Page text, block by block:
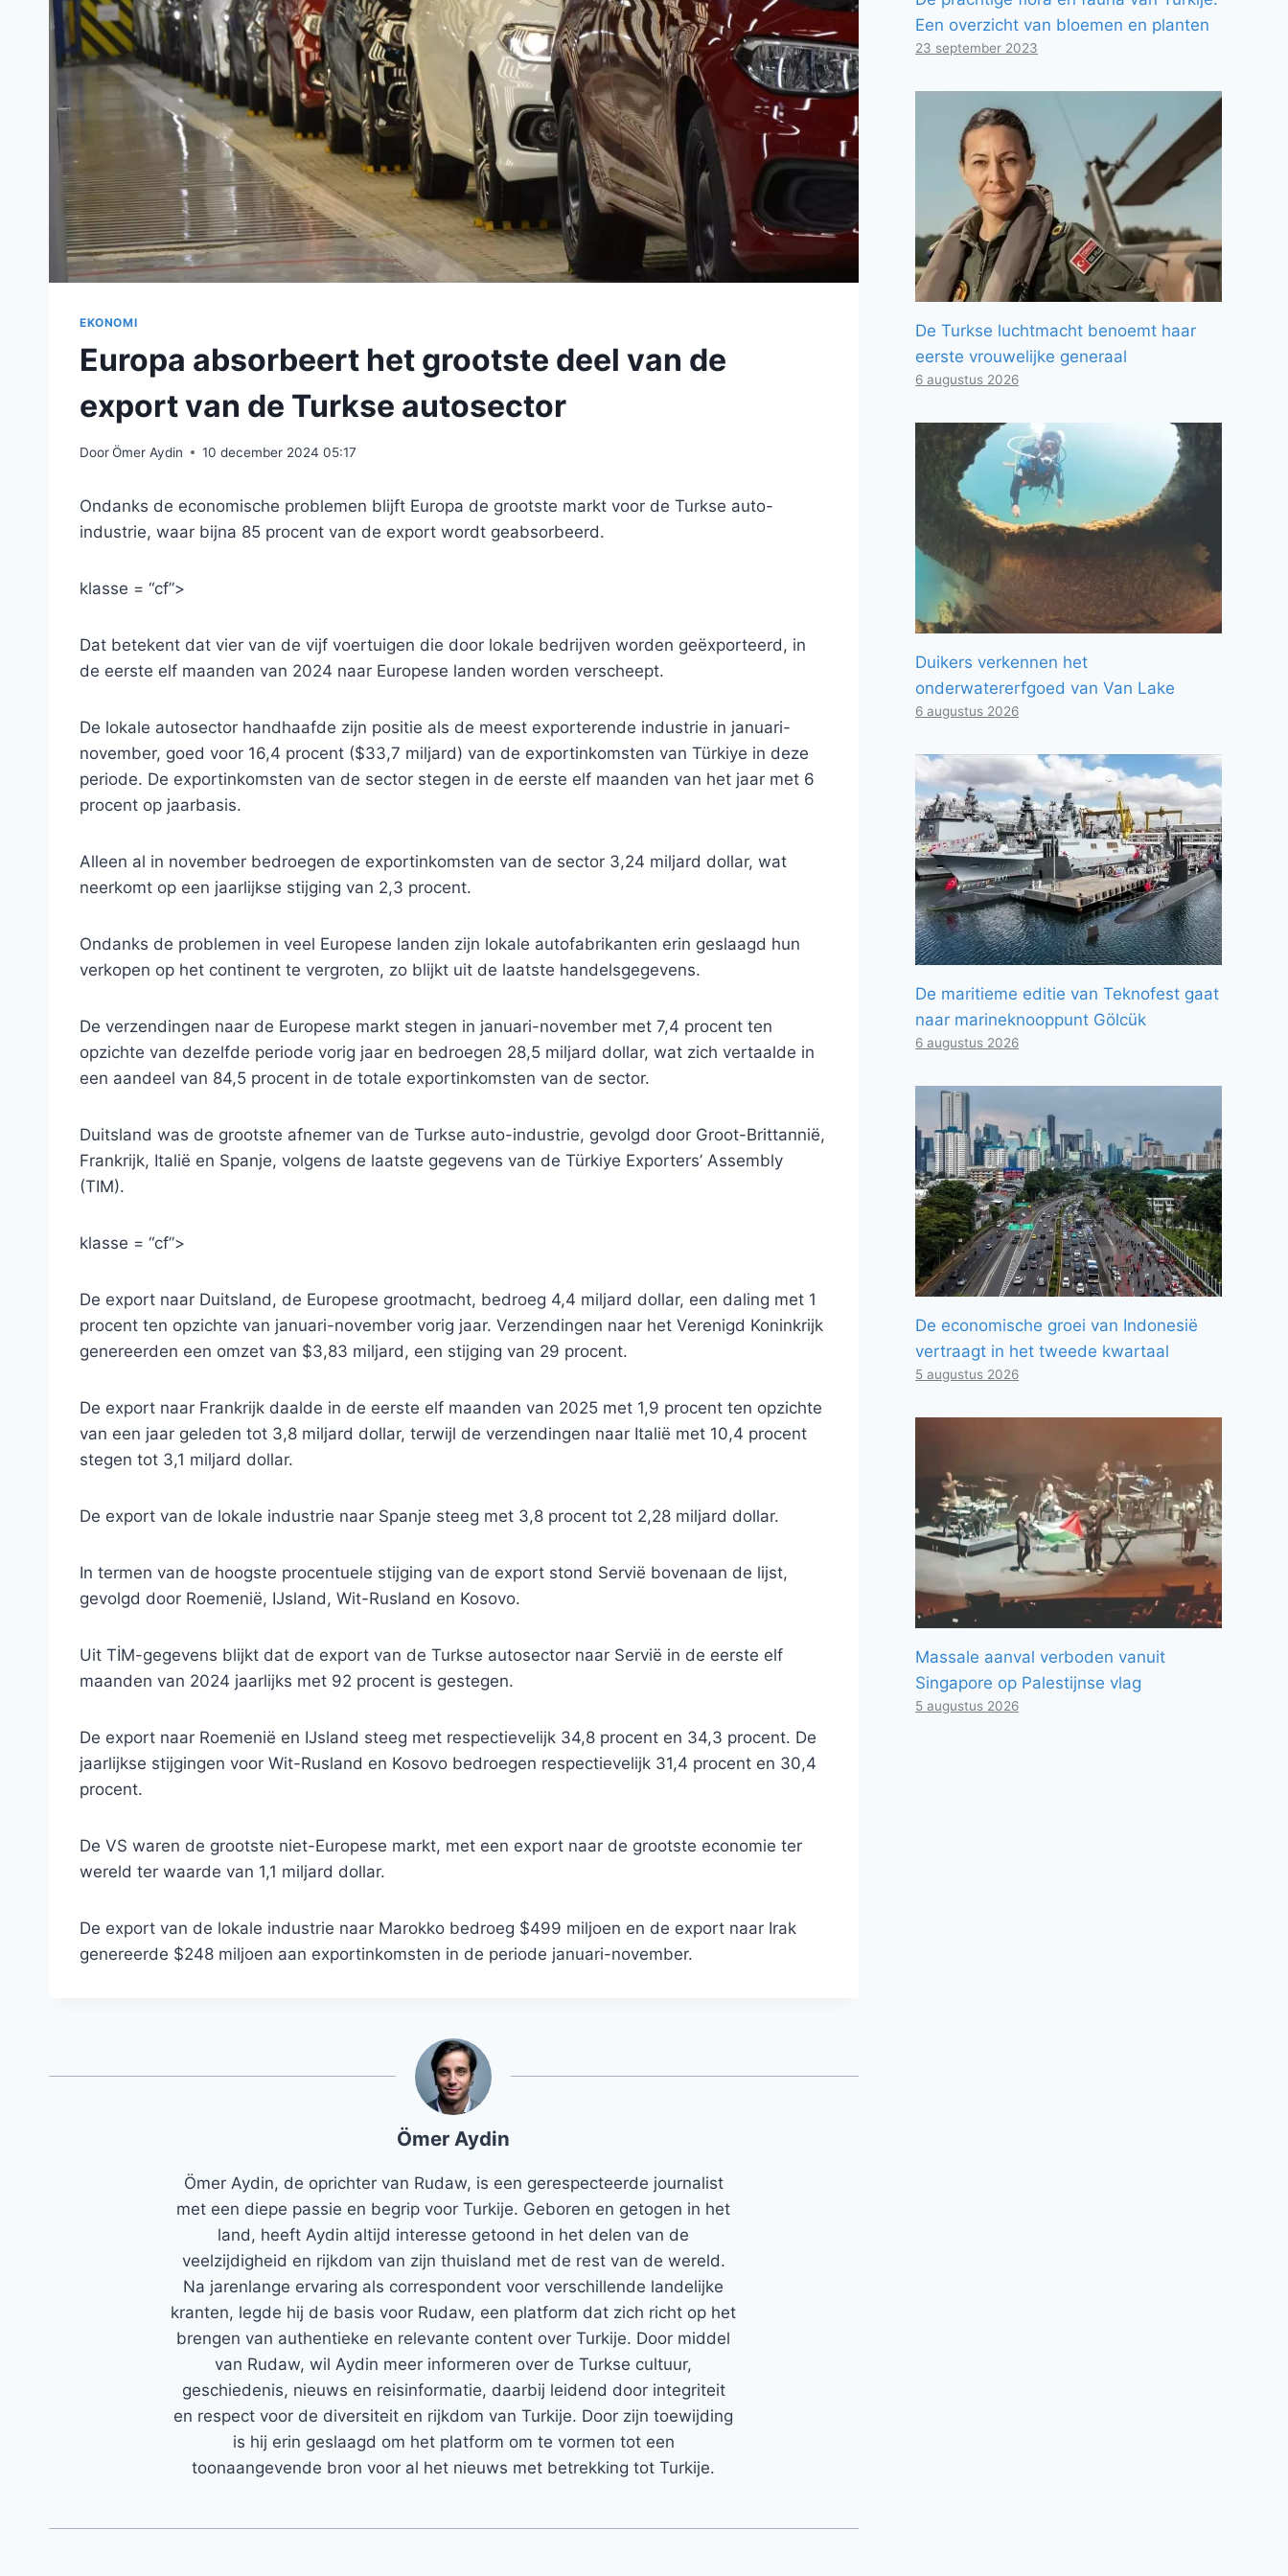
EKONOMI
Europa absorbeert het grootste deel van de
export van de Turkse autosector
DoorÖmer Aydin 10 december 2024 05:17
Ondanks de economische problemen blijft Europa de grootste markt voor de Turkse auto-
industrie, waar bijna 85 procent van de export wordt geabsorbeerd.
klasse = “cf”>
Dat betekent dat vier van de vijf voertuigen die door lokale bedrijven worden geëxporteerd, in
de eerste elf maanden van 2024 naar Europese landen worden verscheept.
De lokale autosector handhaafde zijn positie als de meest exporterende industrie in januari-
november, goed voor 16,4 procent ($33,7 miljard) van de exportinkomsten van Türkiye in deze
periode. De exportinkomsten van de sector stegen in de eerste elf maanden van het jaar met 6
procent op jaarbasis.
Alleen al in november bedroegen de exportinkomsten van de sector 3,24 miljard dollar, wat
neerkomt op een jaarlijkse stijging van 2,3 procent.
Ondanks de problemen in veel Europese landen zijn lokale autofabrikanten erin geslaagd hun
verkopen op het continent te vergroten, zo blijkt uit de laatste handelsgegevens.
De verzendingen naar de Europese markt stegen in januari-november met 7,4 procent ten
opzichte van dezelfde periode vorig jaar en bedroegen 28,5 miljard dollar, wat zich vertaalde in
een aandeel van 84,5 procent in de totale exportinkomsten van de sector.
Duitsland was de grootste afnemer van de Turkse auto-industrie, gevolgd door Groot-Brittannië,
Frankrijk, Italië en Spanje, volgens de laatste gegevens van de Türkiye Exporters’ Assembly
(TIM).
klasse = “cf”>
De export naar Duitsland, de Europese grootmacht, bedroeg 4,4 miljard dollar, een daling met 1
procent ten opzichte van januari-november vorig jaar. Verzendingen naar het Verenigd Koninkrijk
genereerden een omzet van $3,83 miljard, een stijging van 29 procent.
De export naar Frankrijk daalde in de eerste elf maanden van 2025 met 1,9 procent ten opzichte
van een jaar geleden tot 3,8 miljard dollar, terwijl de verzendingen naar Italië met 10,4 procent
stegen tot 3,1 miljard dollar.
De export van de lokale industrie naar Spanje steeg met 3,8 procent tot 2,28 miljard dollar.
In termen van de hoogste procentuele stijging van de export stond Servië bovenaan de lijst,
gevolgd door Roemenië, IJsland, Wit-Rusland en Kosovo.
Uit TİM-gegevens blijkt dat de export van de Turkse autosector naar Servië in de eerste elf
maanden van 2024 jaarlijks met 92 procent is gestegen.
De export naar Roemenië en IJsland steeg met respectievelijk 34,8 procent en 34,3 procent. De
jaarlijkse stijgingen voor Wit-Rusland en Kosovo bedroegen respectievelijk 31,4 procent en 30,4
procent.
De VS waren de grootste niet-Europese markt, met een export naar de grootste economie ter
wereld ter waarde van 1,1 miljard dollar.
De export van de lokale industrie naar Marokko bedroeg $499 miljoen en de export naar Irak
genereerde $248 miljoen aan exportinkomsten in de periode januari-november.
Ömer Aydin
Ömer Aydin, de oprichter van Rudaw, is een gerespecteerde journalist
met een diepe passie en begrip voor Turkije. Geboren en getogen in het
land, heeft Aydin altijd interesse getoond in het delen van de
veelzijdigheid en rijkdom van zijn thuisland met de rest van de wereld.
Na jarenlange ervaring als correspondent voor verschillende landelijke
kranten, legde hij de basis voor Rudaw, een platform dat zich richt op het
brengen van authentieke en relevante content over Turkije. Door middel
van Rudaw, wil Aydin meer informeren over de Turkse cultuur,
geschiedenis, nieuws en reisinformatie, daarbij leidend door integriteit
en respect voor de diversiteit en rijkdom van Turkije. Door zijn toewijding
is hij erin geslaagd om het platform om te vormen tot een
toonaangevende bron voor al het nieuws met betrekking tot Turkije.
Een overzicht van bloemen en planten
23 september 2023
De Turkse luchtmacht benoemt haar
eerste vrouwelijke generaal
6 augustus 2026
Duikers verkennen het
onderwatererfgoed van Van Lake
6 augustus 2026
De maritieme editie van Teknofest gaat
naar marineknooppunt Gölcük
6 augustus 2026
De economische groei van Indonesië
vertraagt ​​in het tweede kwartaal
5 augustus 2026
Massale aanval verboden vanuit
Singapore op Palestijnse vlag
5 augustus 2026